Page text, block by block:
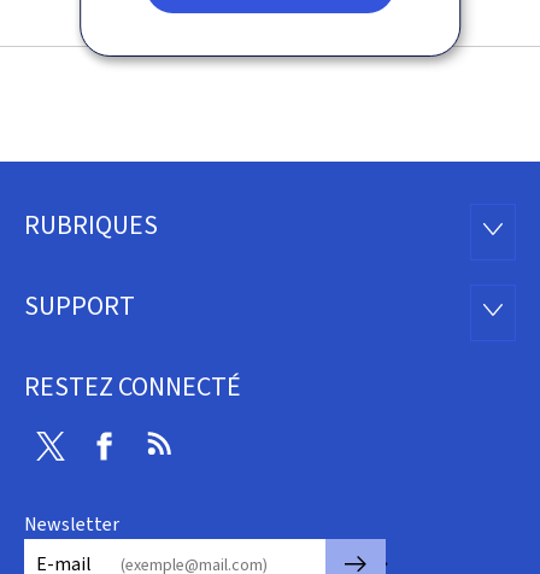
Pied
page
RUBRIQUES
SUPPORT
RESTEZ CONNECTÉ
Twitter Facebook
Newsletter
E-mail
🡒